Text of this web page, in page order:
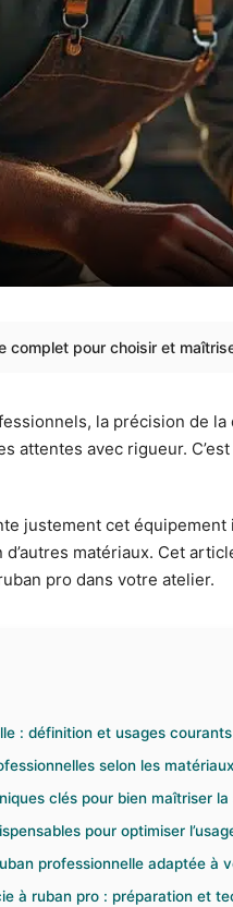
complet pour choisir et
la précision de
attentes avec rigueur.
justement cet
matériaux. Cet
pro dans votre atelier.
: définition et usages courants
selon les
clés pour bien maîtriser
pour optimiser
professionnelle adaptée à
à ruban pro : préparation et